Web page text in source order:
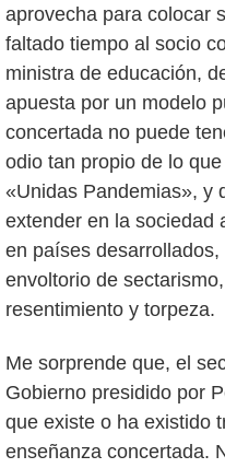
aprovecha para colocar
faltado tiempo al socio
ministra de educación,
apuesta por un modelo
concertada no puede
odio tan propio de lo
«Unidas Pandemias», y
extender en la sociedad
en países
envoltorio de
resentimiento y torpeza.
Me sorprende que, el
Gobierno presidido por
que existe o ha existido
enseñanza concertada.